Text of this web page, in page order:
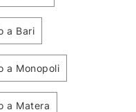
a Bari
a Monopoli
a Matera